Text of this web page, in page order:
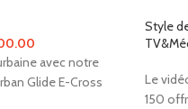
avec notre
Glide E-Cross
Style
Le
150